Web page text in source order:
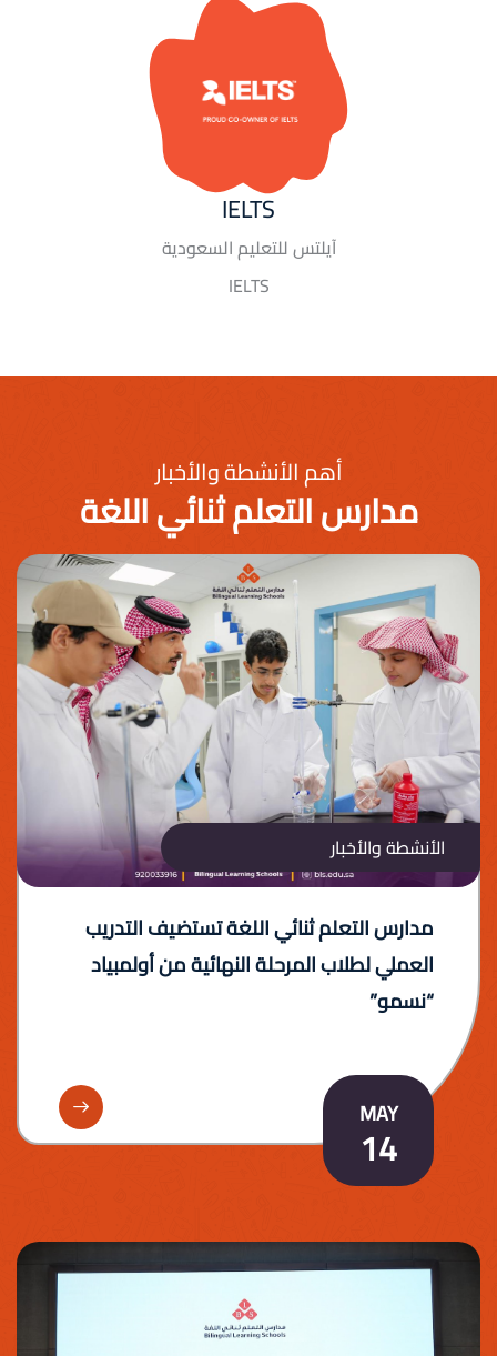
IELTS
آيلتس للتعليم السعودية
IELTS
أهم الأنشطة والأخبار
مدارس التعلم ثنائي اللغة
الأنشطة والأخبار
مدارس التعلم ثنائي اللغة تستضيف التدريب
العملي لطلاب المرحلة النهائية من أولمبياد
“نسمو”
MAY
14 المزيد